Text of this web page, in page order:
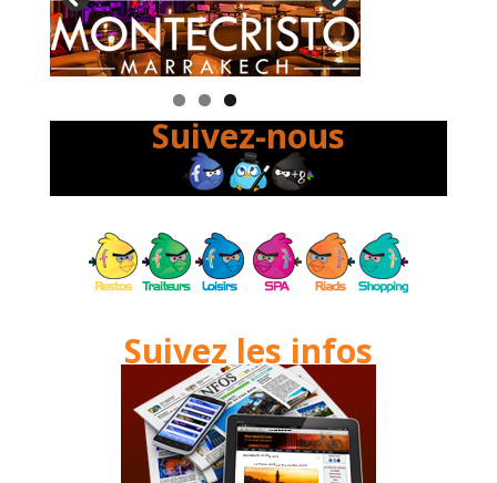
Suivez-nous
Suivez les infos